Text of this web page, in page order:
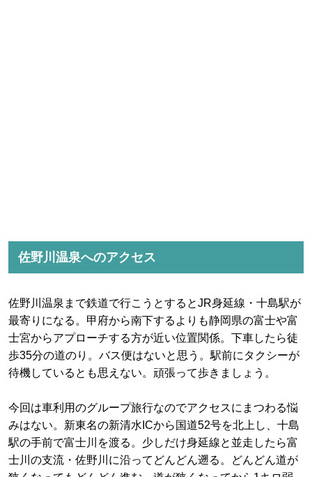
佐野川温泉へのアクセス
佐野川温泉まで鉄道で行こうとするとJR身延線・十島駅が
最寄りになる。甲府から南下するよりも静岡県の富士や富
士宮からアプローチする方が近い位置関係。下車したら徒
歩35分の道のり。バス便はないと思う。駅前にタクシーが
待機しているとも思えない。頑張って歩きましょう。
今回は車利用のグループ旅行なのでアクセスにまつわる悩
みはない。新東名の新清水ICから国道52号を北上し、十島
駅の手前で富士川を渡る。少しだけ身延線と並走したら富
士川の支流・佐野川に沿ってどんどん遡る。どんどん道が